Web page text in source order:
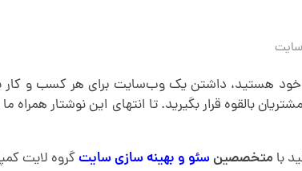
خود هستید، داشتن یک وب‌سایت برای هر کسب و
بالقوه قرار بگیرید. تا انتهای این نوشتار
با متخصصین سئو و بهینه سازی سایتگروه لایت